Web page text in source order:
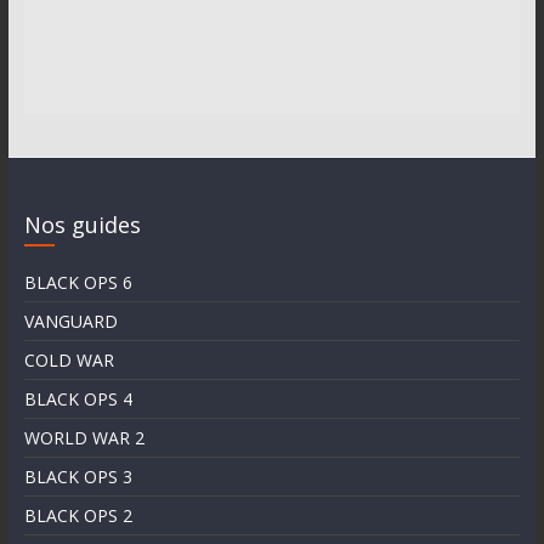
Nos guides
BLACK OPS 6
VANGUARD
COLD WAR
BLACK OPS 4
WORLD WAR 2
BLACK OPS 3
BLACK OPS 2